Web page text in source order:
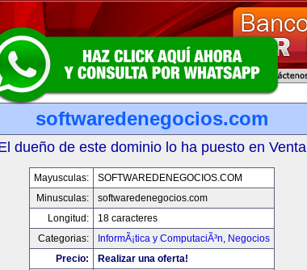
softwaredenegocios.com
dueño de este dominio lo ha puesto en Venta
Mayusculas:
SOFTWAREDENEGOCIOS.COM
Minusculas:
softwaredenegocios.com
Longitud:
18 caracteres
Categorias:
InformÃ¡tica y ComputaciÃ³n, Negocios
Precio:
Realizar una oferta!